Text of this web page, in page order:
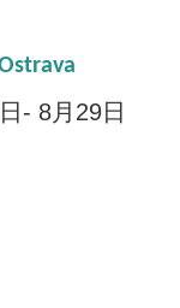
- 8月 29日